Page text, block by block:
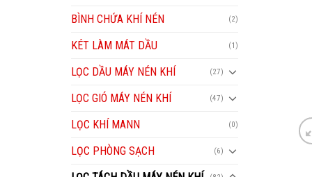
BÌNH CHỨA KHÍ NÉN (2)
KÉT LÀM MÁT DẦU (1)
LỌC DẦU MÁY NÉN KHÍ (27)
LỌC GIÓ MÁY NÉN KHÍ (47)
LỌC KHÍ MANN (0)
LỌC PHÒNG SẠCH (6)